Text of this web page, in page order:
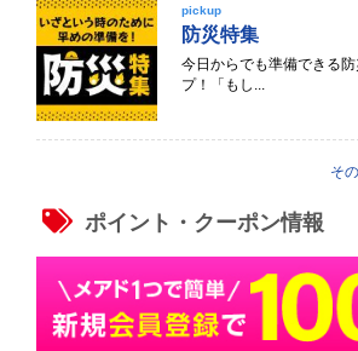
pickup
防災特集
今日からでも準備できる
プ！「もし...
そ
ポイント・クーポン情報